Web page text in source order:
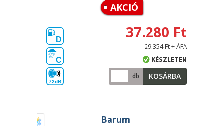
AKCIÓ
D
C
72dB
37.280 Ft
29.354 Ft + ÁFA
KÉSZLETEN
db KOSÁRBA
Barum